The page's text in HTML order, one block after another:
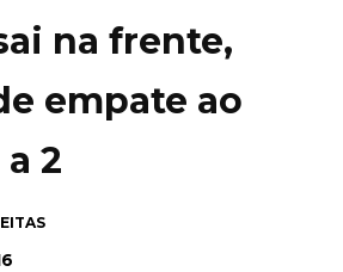
na frente,
empate ao
2